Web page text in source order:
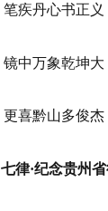
笔疾丹心书正义
镜中万象乾坤大
更喜黔山多俊杰
七律·纪念贵州